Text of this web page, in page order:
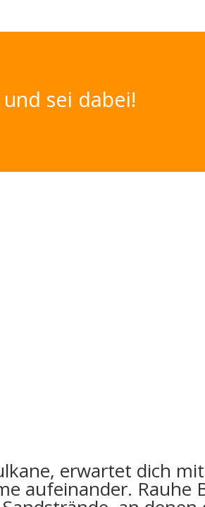
sei dabei!
erwartet dich
aufeinander.